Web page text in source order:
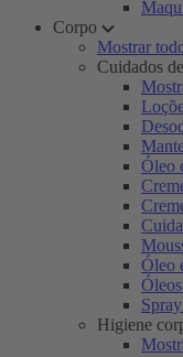
Corpo
Mostrar
Cuidados
Óleo
Óleo
Higiene